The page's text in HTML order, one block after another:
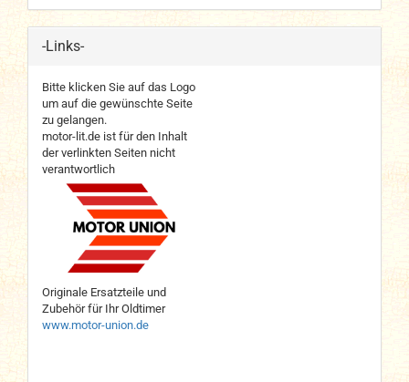
-Links-
Bitte klicken Sie auf das Logo
um auf die gewünschte Seite
zu gelangen.
motor-lit.de ist für den Inhalt
der verlinkten Seiten nicht
verantwortlich
Originale Ersatzteile und
Zubehör für Ihr Oldtimer
www.motor-union.de